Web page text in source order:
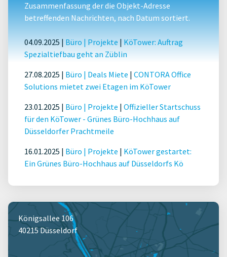
Zusammenfassung der die Objekt-Adresse
betreffenden Nachrichten, nach Datum sortiert.
04.09.2025 | Büro | Projekte | KöTower: Auftrag
Spezialtiefbau geht an Züblin
27.08.2025 | Büro | Deals Miete | CONTORA Office
Solutions mietet zwei Etagen im KöTower
23.01.2025 | Büro | Projekte | Offizieller Startschuss
für den KöTower - Grünes Büro-Hochhaus auf
Düsseldorfer Prachtmeile
16.01.2025 | Büro | Projekte | KöTower gestartet:
Ein Grünes Büro-Hochhaus auf Düsseldorfs Kö
Königsallee 106
40215 Düsseldorf